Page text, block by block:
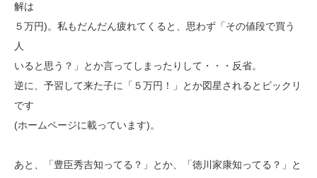
解は
５万円)。私もだんだん疲れてくると、思わず「その値段で買う
人
いると思う？」とか言ってしまったりして・・・反省。
逆に、予習して来た子に「５万円！」とか図星されるとビックリ
です
(ホームページに載っています)。
あと、「豊臣秀吉知ってる？」とか、「徳川家康知ってる？」と